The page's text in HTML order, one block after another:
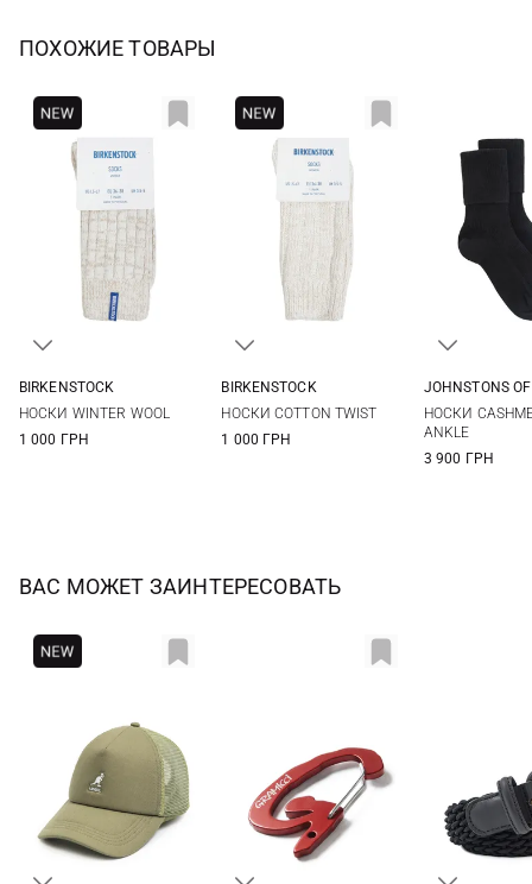
ПОХОЖИЕ ТОВАРЫ
BIRKENSTOCK
НОСКИ WINTER WOOL
1 000 ГРН
BIRKENSTOCK
НОСКИ COTTON TWIST
1 000 ГРН
JOHNSTONS
НОСКИ
ANKLE
3 900 ГРН
ВАС МОЖЕТ ЗАИНТЕРЕСОВАТЬ